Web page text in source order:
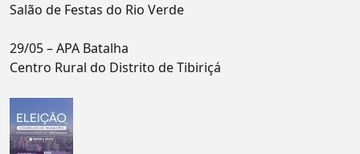
Salão de Festas do Rio Verde
29/05 – APA Batalha
Centro Rural do Distrito de Tibiriçá